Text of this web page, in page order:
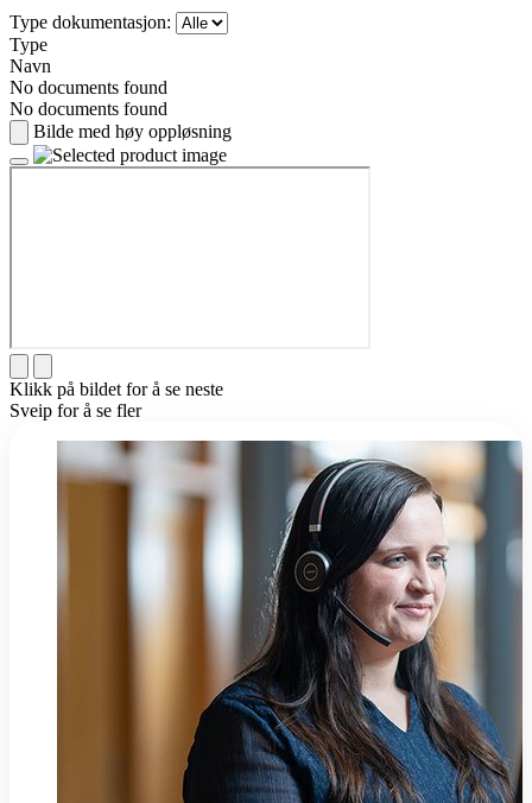
Type dokumentasjon:
Type
Navn
No documents found
No documents found
Bilde med høy oppløsning
Klikk på bildet for å se neste
Sveip for å se fler